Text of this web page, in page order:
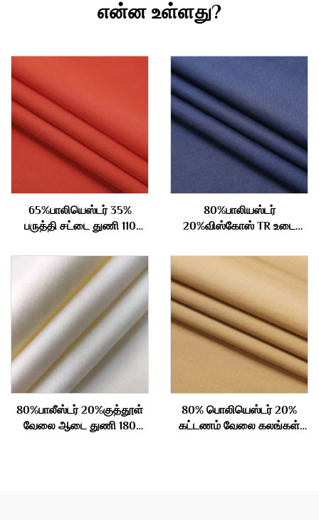
என்ன உள்ளது?
65%பாலியெஸ்டர் 35%
பருத்தி சட்டை துணி 110
80%பாலியஸ்டர்
20%விஸ்கோஸ் TR உடை
80%பாலீஸ்டர் 20%குத்தூள்
வேலை ஆடை துணி 180
80% பொலியெஸ்டர் 20%
கட்டணம் வேலை கலங்கள்